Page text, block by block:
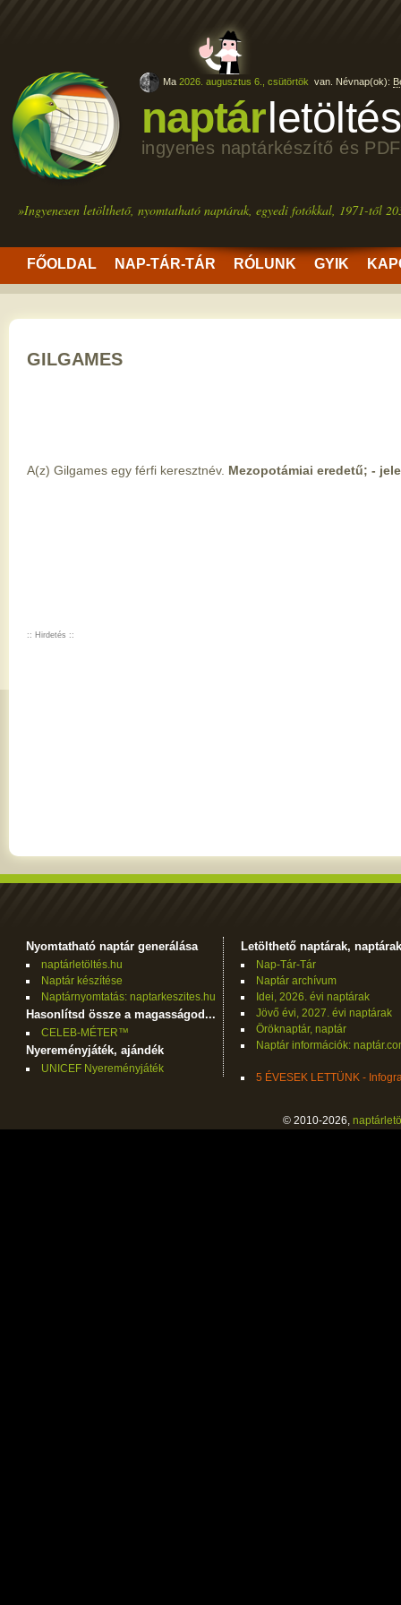
naptárletöltés
ingyenes naptárkészítő és
»Ingyenesen letölthető, nyomtatható naptárak, egyedi fotókkal, 1971-től
FŐOLDAL NAP-TÁR-TÁR RÓLUNK GYIK
Ma 2026. augusztus 6., csütörtök van. Névnap(ok):
GILGAMES
A(z) Gilgames egy férfi keresztnév. Mezopotámiai eredetű; -
:: Hirdetés ::
Nyomtatható naptár generálása
naptárletöltés.hu
Naptár készítése
Naptárnyomtatás: naptarkeszites.hu
Hasonlítsd össze a magasságod...
CELEB-MÉTER™
Nyereményjáték, ajándék
UNICEF Nyereményjáték
Letölthető naptárak, naptárak
Nap-Tár-Tár
Naptár archívum
Idei, 2026. évi naptárak
Jövő évi, 2027. évi naptárak
Öröknaptár, naptár
Naptár információk:
5 ÉVESEK LETTÜNK -
© 2010-2026,